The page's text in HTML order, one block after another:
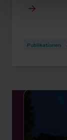
Publikationen